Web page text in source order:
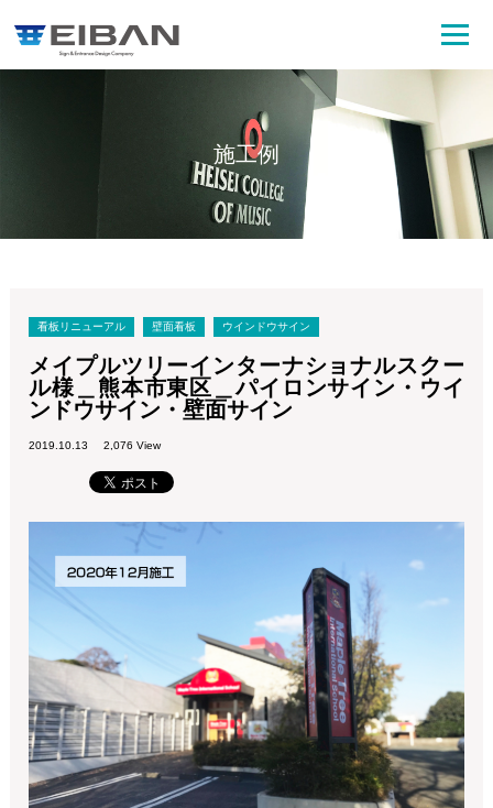
施工例
看板リニューアル 壁面看板 ウインドウサイン
メイプルツリーインターナショナルスクー
ル様＿熊本市東区＿パイロンサイン・ウイ
ンドウサイン・壁面サイン
2019.10.13 2,076 View